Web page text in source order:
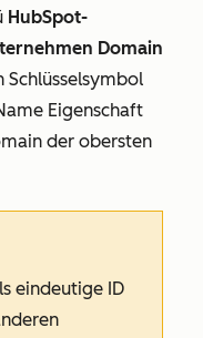
HubSpot-
Domain
Schlüsselsymbol
Eigenschaft
der obersten
eindeutige ID